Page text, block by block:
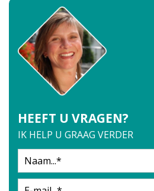
HEEFT U VRAGEN?
IK HELP U GRAAG VERDER